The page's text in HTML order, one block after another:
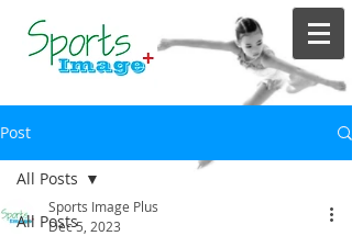
Post
All Posts
All Posts
Sports Image Plus
Dec 5, 2023